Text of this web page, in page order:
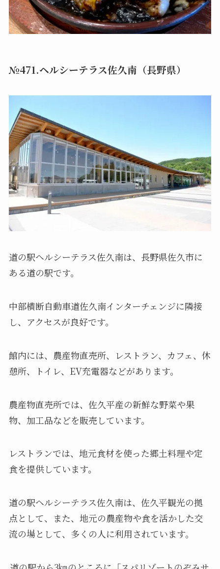
№471.ヘルシーテラス佐久南（長野県）
道の駅ヘルシーテラス佐久南は、長野県佐久市に
ある道の駅です。
中部横断自動車道佐久南インターチェンジに隣接
し、アクセスが良好です。
館内には、農産物直売所、レストラン、カフェ、休
憩所、トイレ、EV充電器などがあります。
農産物直売所では、佐久平産の新鮮な野菜や果
物、加工品などを販売しています。
レストランでは、地元食材を使った郷土料理や定
食を提供しています。
道の駅ヘルシーテラス佐久南は、佐久平観光の拠
点として、また、地元の農産物や食を活かした交
流の場として、多くの人に利用されています。